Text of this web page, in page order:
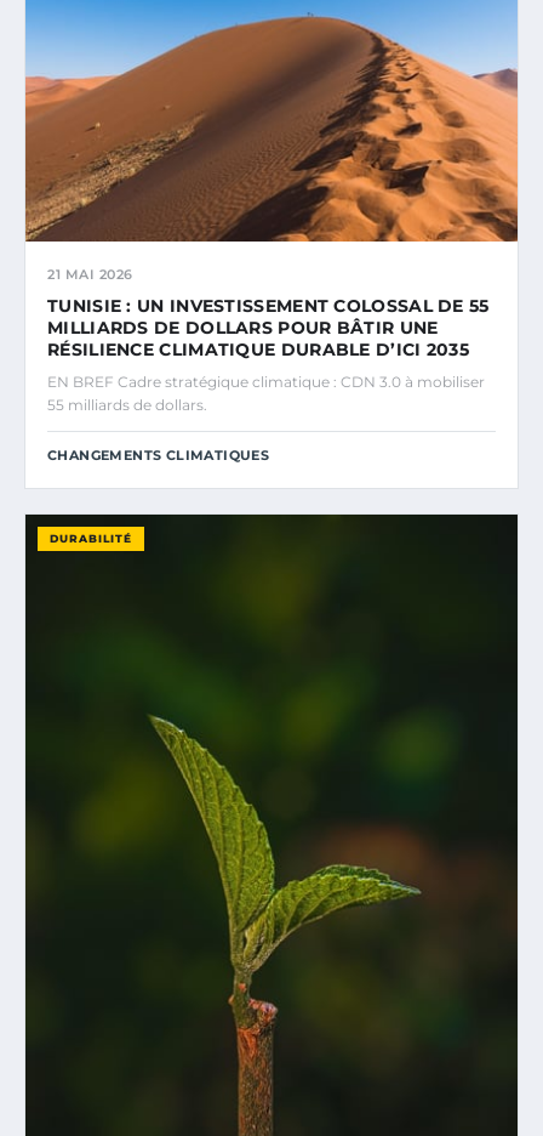
21 MAI 2026
TUNISIE : UN INVESTISSEMENT COLOSSAL DE 55
MILLIARDS DE DOLLARS POUR BÂTIR UNE
RÉSILIENCE CLIMATIQUE DURABLE D’ICI 2035
EN BREF Cadre stratégique climatique : CDN 3.0 à mobiliser
55 milliards de dollars.
CHANGEMENTS CLIMATIQUES
DURABILITÉ